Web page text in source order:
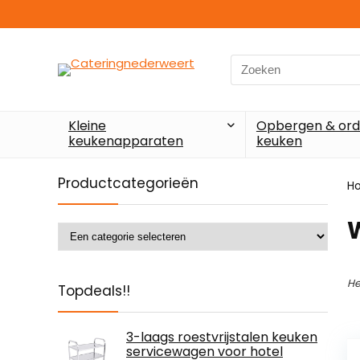
Search
for:
Kleine
keukenapparaten
Opbergen &
keuken
Productcategorieën
Topdeals!!
3-laags roestvrijstalen keuken
servicewagen voor hotel